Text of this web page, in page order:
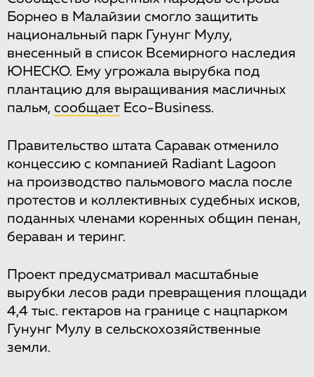
Борнео в Малайзии смогло защитить
национальный парк Гунунг Мулу,
внесенный в список Всемирного наследия
ЮНЕСКО. Ему угрожала вырубка под
плантацию для выращивания масличных
пальм, сообщает Eco-Business.
Правительство штата Саравак отменило
концессию с компанией Radiant Lagoon
на производство пальмового масла после
протестов и коллективных судебных исков,
поданных членами коренных общин пенан,
бераван и теринг.
Проект предусматривал масштабные
вырубки лесов ради превращения площади
4,4 тыс. гектаров на границе с нацпарком
Гунунг Мулу в сельскохозяйственные
земли.